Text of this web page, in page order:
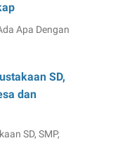
Apa Dengan
SD,
dan
SD, SMP,